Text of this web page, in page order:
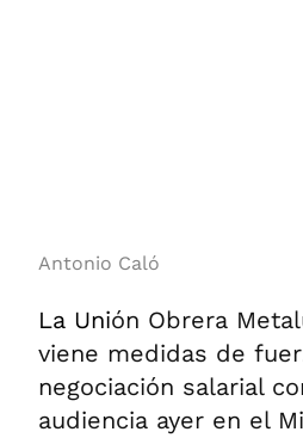
Antonio Caló
La Unión Obrera
viene medidas de
negociación salarial
audiencia ayer en el